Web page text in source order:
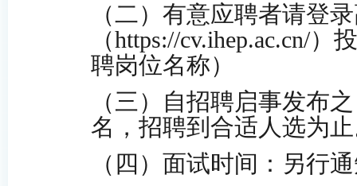
（二） 有意应聘者请登
（https://cv.ihep.ac.cn/
聘岗位名称）
（三 ）自招聘启事发布
名，招聘到合适人选为
（四） 面试时间：另行